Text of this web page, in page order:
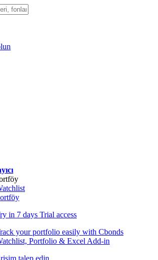
in 7 days Trial access
your portfolio easily with Cbonds
Portfolio & Excel Add-in
talep edin